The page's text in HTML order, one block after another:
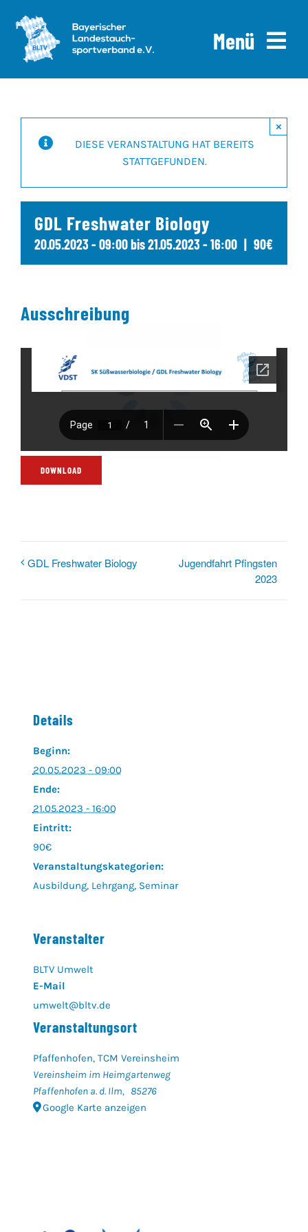
content
Menü
Downloads
Über uns
DIESE VERANSTALTUNG HAT BEREITS
STATTGEFUNDEN.
×
GDL Freshwater Biology
20.05.2023 - 09:00bis21.05.2023 - 16:00 | 90€
Ausschreibung
DOWNLOAD
GDL Freshwater Biology
Jugendfahrt Pfingsten
2023
Details
Beginn:
20.05.2023 - 09:00
Ende:
21.05.2023 - 16:00
Eintritt:
90€
Veranstaltungskategorien:
Ausbildung, Lehrgang, Seminar
Veranstaltungsort
Pfaffenhofen, TCM Vereinsheim
Vereinsheim im Heimgartenweg
Pfaffenhofen a. d. Ilm, 85276
Google Karte anzeigen
Veranstalter
BLTV Umwelt
E-Mail
umwelt@bltv.de